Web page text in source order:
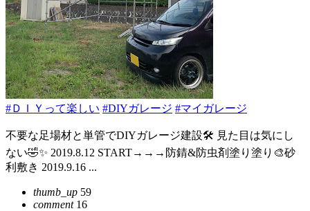
#ＤＩＹって楽しい #DIYガレージ #マイガレージ
不要な足場材と単管でDIYガレージ建設🛠 見た目は気にし
ない🤣✨ 2019.8.12 START→→→防錆&防虫剤塗り塗り🎨砂
利敷き 2019.9.16 ...
thumb_up 59
comment16